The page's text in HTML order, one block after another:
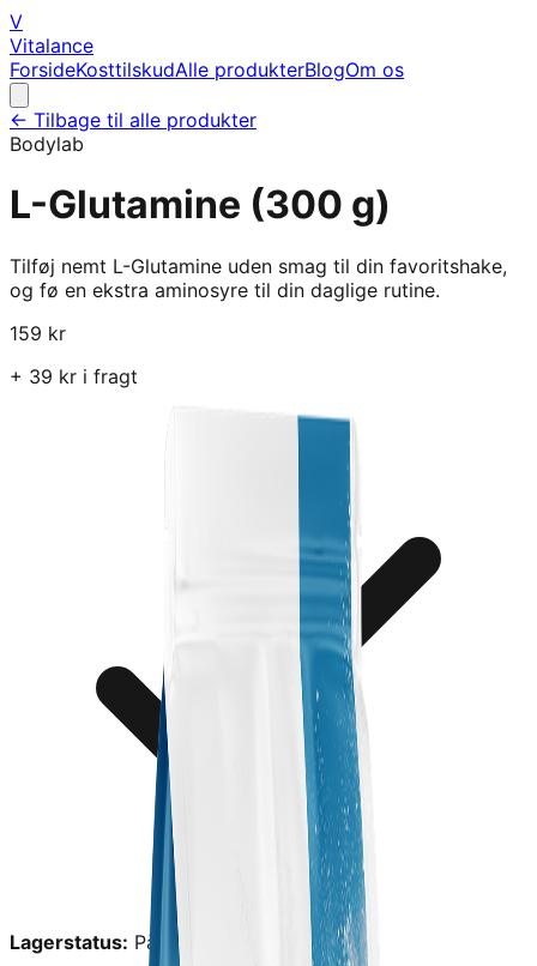
V
Vitalance
ForsideKosttilskudAlle produkterBlogOm os
← Tilbage til alle produkter
Bodylab
L-Glutamine (300 g)
Tilføj nemt L-Glutamine uden smag til din favoritshake,
og fø en ekstra aminosyre til din daglige rutine.
159 kr
+ 39 kr i fragt
Lagerstatus: På lager